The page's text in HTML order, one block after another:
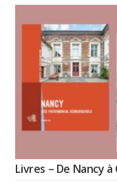
Livres – De Nancy